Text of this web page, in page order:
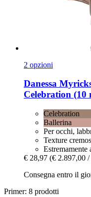
2 opzioni
Danessa
Celebration (10
Celebration
Ballerina
Per occhi,
Texture
Estremamente
€ 28,97 (€ 2.897,00
Consegna entro il
Primer: 8 prodotti